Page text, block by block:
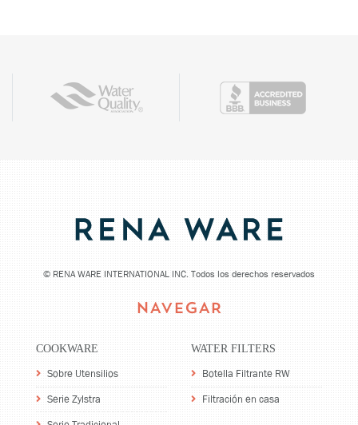
© RENA WARE INTERNATIONAL INC. Todos los derechos reservados
NAVEGAR
COOKWARE
Sobre Utensilios
Serie Zylstra
WATER FILTERS
Botella Filtrante RW
Filtración en casa